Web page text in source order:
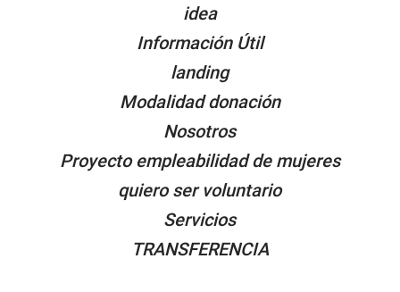
idea
Información Útil
landing
Modalidad donación
Nosotros
Proyecto empleabilidad de mujeres
quiero ser voluntario
Servicios
TRANSFERENCIA